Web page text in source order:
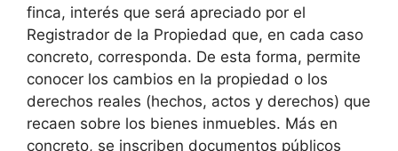
finca, interés que será apreciado por el
Registrador de la Propiedad que, en cada caso
concreto, corresponda. De esta forma, permite
conocer los cambios en la propiedad o los
derechos reales (hechos, actos y derechos) que
recaen sobre los bienes inmuebles. Más en
concreto, se inscriben documentos públicos